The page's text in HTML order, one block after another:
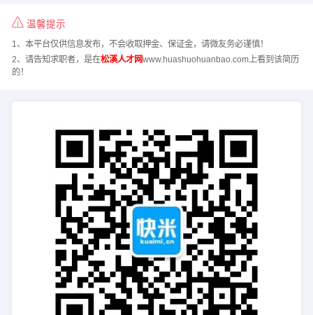
温馨提示
1、本平台仅供信息发布，不会收取押金、保证金，请微友务必谨慎！
2、请告知求职者，是在松溪人才网www.huashuohuanbao.com上看到该简历
的！